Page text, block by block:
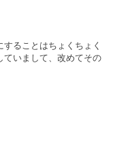
ることはちょくちょく
ていまして、改めてその